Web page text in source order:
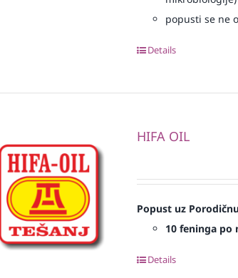
popusti se ne
Details
HIFA OIL
Popust uz
10 feninga
Details